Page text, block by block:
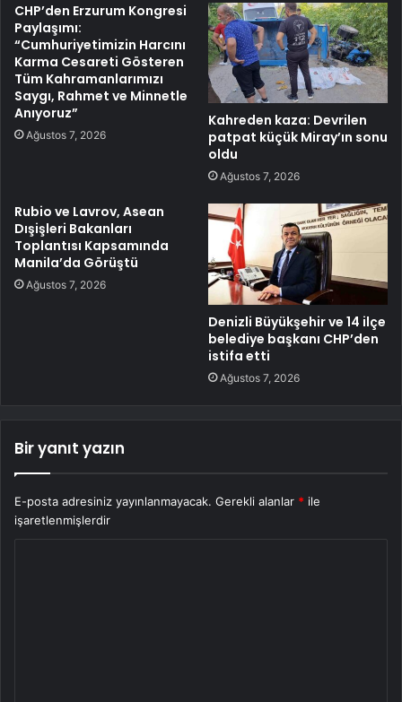
CHP’den Erzurum Kongresi
Paylaşımı:
“Cumhuriyetimizin Harcını
Karma Cesareti Gösteren
Tüm Kahramanlarımızı
Saygı, Rahmet ve Minnetle
Anıyoruz”
Ağustos 7, 2026
Kahreden kaza: Devrilen
patpat küçük Miray’ın sonu
oldu
Ağustos 7, 2026
Rubio ve Lavrov, Asean
Dışişleri Bakanları
Toplantısı Kapsamında
Manila’da Görüştü
Ağustos 7, 2026
Denizli Büyükşehir ve 14 ilçe
belediye başkanı CHP’den
istifa etti
Ağustos 7, 2026
Bir yanıt yazın
E-posta adresiniz yayınlanmayacak. Gerekli alanlar * ile
işaretlenmişlerdir